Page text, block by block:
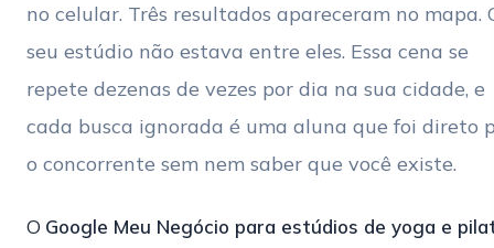
no celular. Três resultados apareceram no mapa.
seu estúdio não estava entre eles. Essa cena se
repete dezenas de vezes por dia na sua cidade, e
cada busca ignorada é uma aluna que foi direto
o concorrente sem nem saber que você existe.
O Google Meu Negócio para estúdios de yoga e